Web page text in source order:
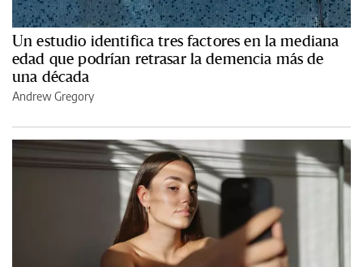
Un estudio identifica tres factores en la mediana
edad que podrían retrasar la demencia más de
una década
Andrew Gregory